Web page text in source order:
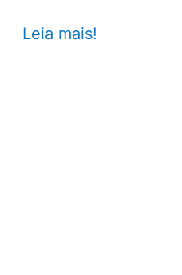
Saiba
Leia mais!